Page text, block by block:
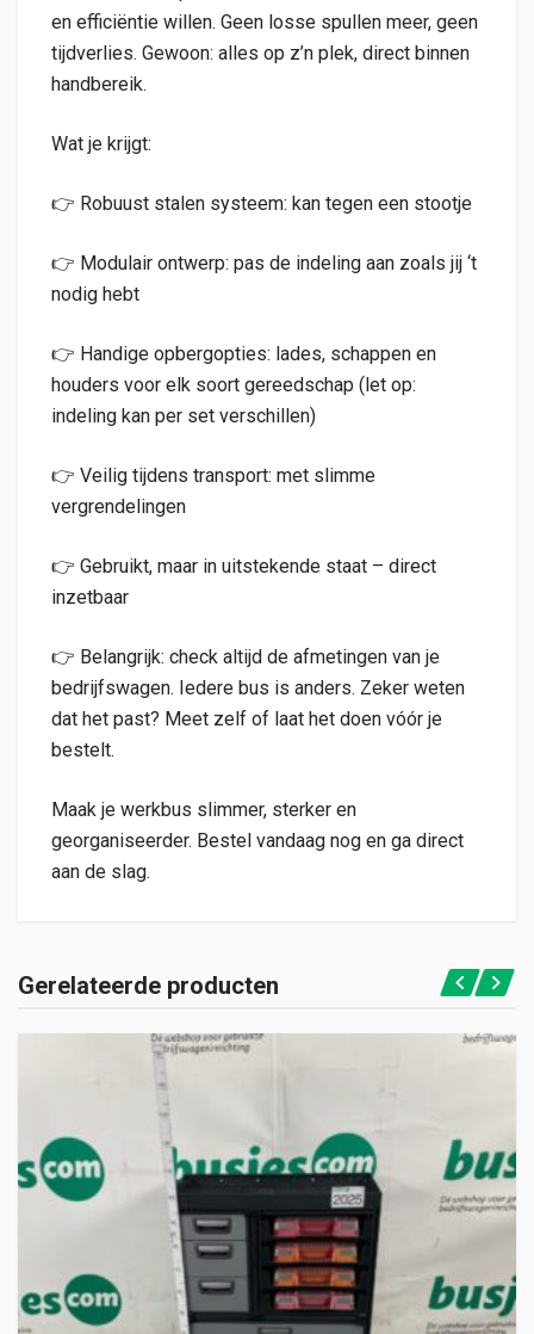
en efficiëntie willen. Geen losse spullen meer, geen
tijdverlies. Gewoon: alles op z’n plek, direct binnen
handbereik.
Wat je krijgt:
👉 Robuust stalen systeem: kan tegen een stootje
👉 Modulair ontwerp: pas de indeling aan zoals jij ‘t
nodig hebt
👉 Handige opbergopties: lades, schappen en
houders voor elk soort gereedschap (let op:
indeling kan per set verschillen)
👉 Veilig tijdens transport: met slimme
vergrendelingen
👉 Gebruikt, maar in uitstekende staat – direct
inzetbaar
👉 Belangrijk: check altijd de afmetingen van je
bedrijfswagen. Iedere bus is anders. Zeker weten
dat het past? Meet zelf of laat het doen vóór je
bestelt.
Maak je werkbus slimmer, sterker en
georganiseerder. Bestel vandaag nog en ga direct
aan de slag.
Gerelateerde producten